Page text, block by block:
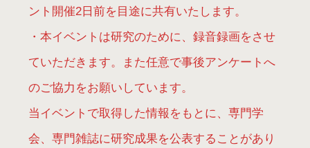
ント開催2日前を目途に共有いたします。
・本イベントは研究のために、録音録画をさせ
ていただきます。また任意で事後アンケートへ
のご協力をお願いしています。
当イベントで取得した情報をもとに、専門学
会、専門雑誌に研究成果を公表することがあり